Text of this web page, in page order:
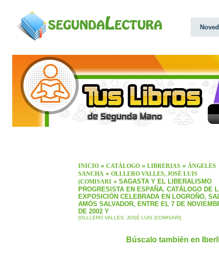
INICIO » CATÁLOGO » LIBRERIAS » ÁNGELES
SANCHA » OLLLERO VALLES, JOSÉ LUIS
(COMISARI » SAGASTA Y EL LIBERALISMO
PROGRESISTA EN ESPAÑA. CATÁLOGO DE
EXPOSICIÓN CELEBRADA EN LOGROÑO,
AMÓS SALVADOR, ENTRE EL 7 DE
DE 2002 Y
[OLLLERO VALLES, JOSÉ LUIS (COMISARI]
Búscalo también en